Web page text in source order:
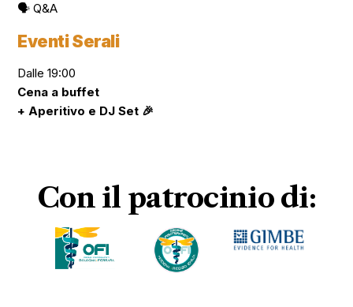
🗣️ Q&A
Eventi Serali
Dalle 19:00
Cena a buffet
+ Aperitivo e DJ Set 🎉
Con il patrocinio di: